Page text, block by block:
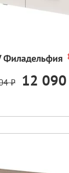
Филадельфия
₽ 12